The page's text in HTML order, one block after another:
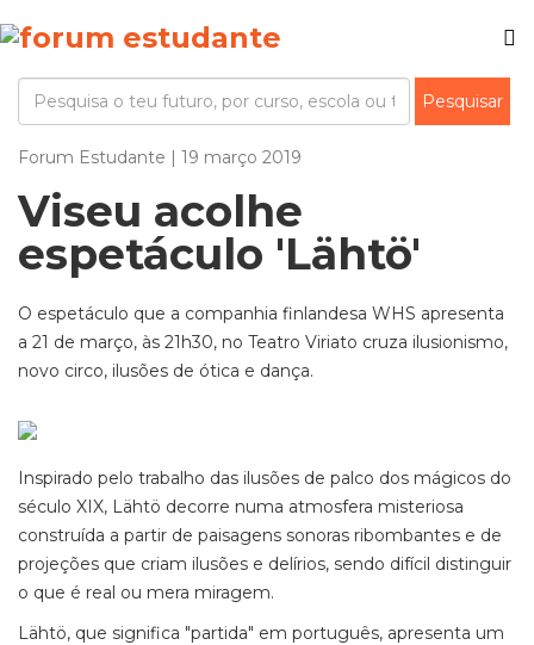
Forum Estudante | 19 março 2019
Viseu acolhe
espetáculo 'Lähtö'
O espetáculo que a companhia finlandesa WHS apresenta
a 21 de março, às 21h30, no Teatro Viriato cruza ilusionismo,
novo circo, ilusões de ótica e dança.
Inspirado pelo trabalho das ilusões de palco dos mágicos do
século XIX, Lähtö decorre numa atmosfera misteriosa
construída a partir de paisagens sonoras ribombantes e de
projeções que criam ilusões e delírios, sendo difícil distinguir
o que é real ou mera miragem.
Lähtö, que significa "partida" em português, apresenta um